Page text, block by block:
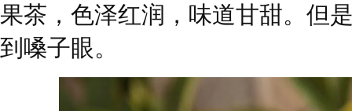
果茶，色泽红润，味道甘甜。但
到嗓子眼。